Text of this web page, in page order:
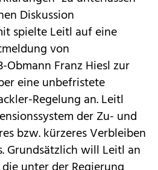
Diskussion
spielte Leitl auf eine
von
Obmann Franz Hiesl zur
eine unbefristete
Regelung an. Leitl
der Zu- und
bzw. kürzeres Verbleiben
Grundsätzlich will Leitl an